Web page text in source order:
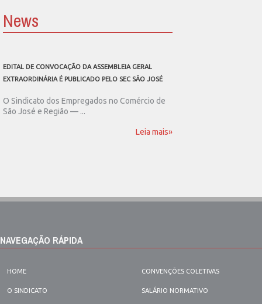
News
EDITAL DE CONVOCAÇÃO DA ASSEMBLEIA GERAL
EXTRAORDINÁRIA É PUBLICADO PELO SEC SÃO JOSÉ
O Sindicato dos Empregados no Comércio de
São José e Região — ...
Leia mais»
NAVEGAÇÃO RÁPIDA
HOME
O SINDICATO
CONVENÇÕES COLETIVAS
SALÁRIO NORMATIVO